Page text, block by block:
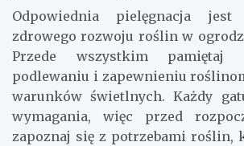
Odpowiednia pielęgnacja
zdrowego rozwoju roślin w
Przede wszystkim pamiętaj
podlewaniu i zapewnieniu
warunków świetlnych. Każdy
wymagania, więc przed
zapoznaj się z potrzebami roślin,